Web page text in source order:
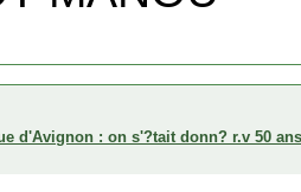
d'Avignon : on s'?tait donn? r.v 50